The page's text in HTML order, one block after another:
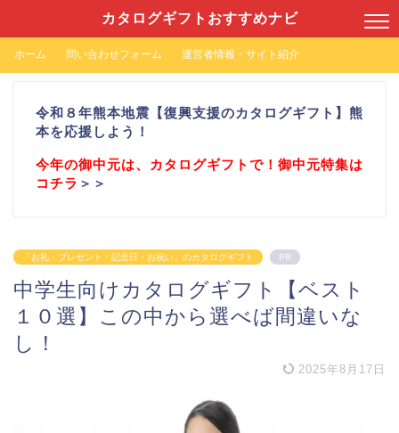
カタログギフトおすすめナビ
ホーム 問い合わせフォーム 運営者情報・サイト紹介
令和８年熊本地震【復興支援のカタログギフト】熊
本を応援しよう！
今年の御中元は、カタログギフトで！御中元特集は
コチラ ＞＞
「お礼・プレゼント・記念日・お祝い」のカタログギフト PR
中学生向けカタログギフト【ベスト
１０選】この中から選べば間違いな
し！
2025年8月17日